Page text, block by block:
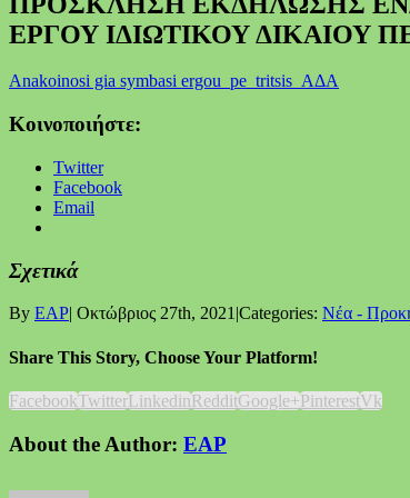
ΕΡΓΟΥ ΙΔΙΩΤΙΚΟΥ ΔΙΚΑΙΟΥ
Anakoinosi gia symbasi ergou_pe_tritsis_ΑΔΑ
Κοινοποιήστε:
Twitter
Facebook
Email
Σχετικά
By EAP| Οκτώβριος 27th, 2021 |Categories: Νέα -
Share This Story, Choose Your Platform!
FacebookTwitterLinkedinRedditGoogle+PinterestVk
About the Author: EAP